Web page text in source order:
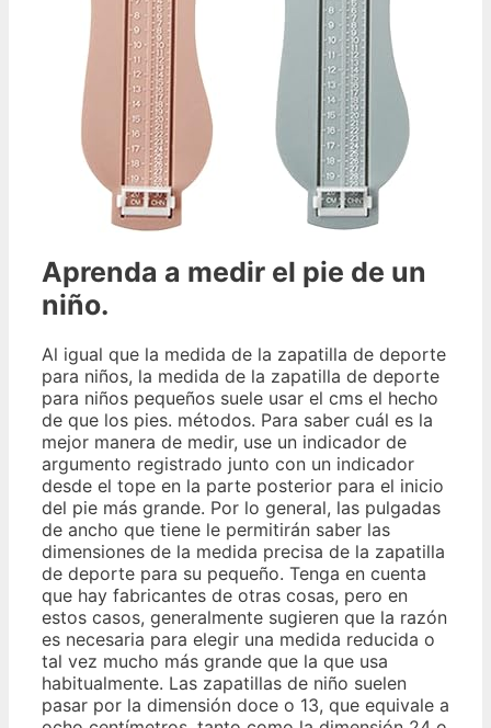
Aprenda a medir el pie de un
niño.
Al igual que la medida de la zapatilla de deporte
para niños, la medida de la zapatilla de deporte
para niños pequeños suele usar el cms el hecho
de que los pies. métodos. Para saber cuál es la
mejor manera de medir, use un indicador de
argumento registrado junto con un indicador
desde el tope en la parte posterior para el inicio
del pie más grande. Por lo general, las pulgadas
de ancho que tiene le permitirán saber las
dimensiones de la medida precisa de la zapatilla
de deporte para su pequeño. Tenga en cuenta
que hay fabricantes de otras cosas, pero en
estos casos, generalmente sugieren que la razón
es necesaria para elegir una medida reducida o
tal vez mucho más grande que la que usa
habitualmente. Las zapatillas de niño suelen
pasar por la dimensión doce o 13, que equivale a